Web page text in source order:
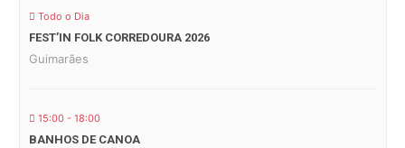
Todo o Dia
FEST’IN FOLK CORREDOURA 2026
Guimarães
15:00 - 18:00
BANHOS DE CANOA